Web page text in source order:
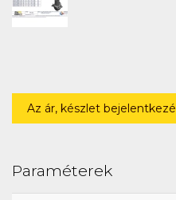
Az ár, készlet
Paraméterek